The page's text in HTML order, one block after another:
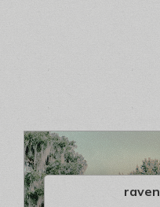
raven